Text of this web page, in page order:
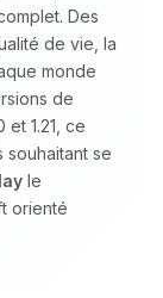
Des
de vie, la
monde
de
et 1.21, ce
souhaitant se
le
orienté